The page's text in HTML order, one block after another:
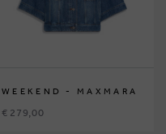
WEEKEND - MAXMARA
€ 279,00